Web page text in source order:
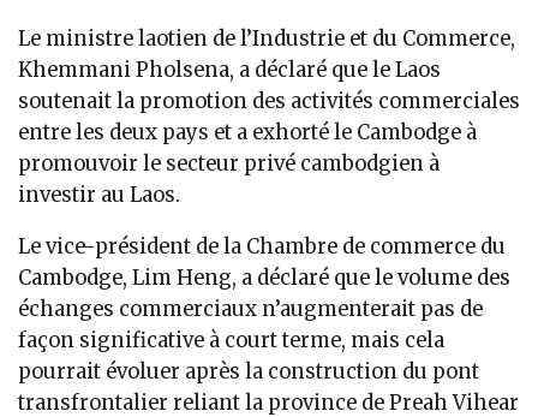
Le ministre laotien de l’Industrie et du Commerce,
Khemmani Pholsena, a déclaré que le Laos
soutenait la promotion des activités commerciales
entre les deux pays et a exhorté le Cambodge à
promouvoir le secteur privé cambodgien à
investir au Laos.
Le vice-président de la Chambre de commerce du
Cambodge, Lim Heng, a déclaré que le volume des
échanges commerciaux n’augmenterait pas de
façon significative à court terme, mais cela
pourrait évoluer après la construction du pont
transfrontalier reliant la province de Preah Vihear